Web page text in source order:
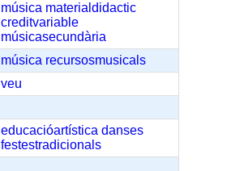
música materialdidactic
creditvariable
músicasecundària
música recursosmusicals
veu
educacióartística danses
festestradicionals